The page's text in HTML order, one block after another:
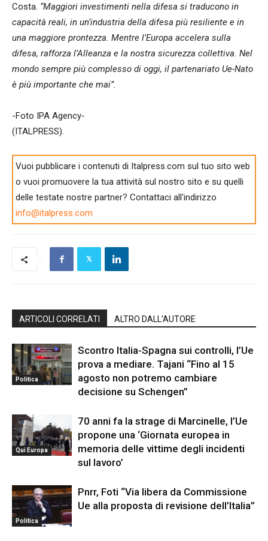
Costa. “Maggiori investimenti nella difesa si traducono in
capacità reali, in un’industria della difesa più resiliente e in
una maggiore prontezza. Mentre l’Europa accelera sulla
difesa, rafforza l’Alleanza e la nostra sicurezza collettiva. Nel
mondo sempre più complesso di oggi, il partenariato Ue-Nato
è più importante che mai”.
-Foto IPA Agency-
(ITALPRESS).
Vuoi pubblicare i contenuti di Italpress.com sul tuo sito web
o vuoi promuovere la tua attività sul nostro sito e su quelli
delle testate nostre partner? Contattaci all'indirizzo
info@italpress.com
ARTICOLI CORRELATI ALTRO DALL'AUTORE
Politica
Scontro Italia-Spagna sui controlli, l’Ue
prova a mediare. Tajani “Fino al 15
agosto non potremo cambiare
decisione su Schengen”
Qui Europa
70 anni fa la strage di Marcinelle, l’Ue
propone una ‘Giornata europea in
memoria delle vittime degli incidenti
sul lavoro’
Politica
Pnrr, Foti “Via libera da Commissione
Ue alla proposta di revisione dell’Italia”